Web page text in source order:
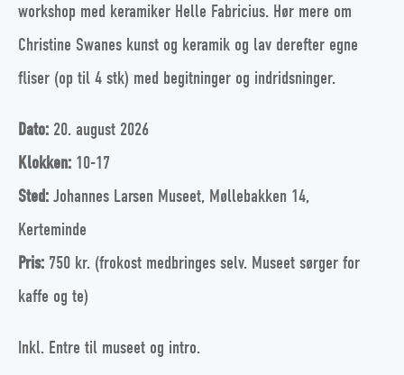
workshop med keramiker Helle Fabricius. Hør mere om
Christine Swanes kunst og keramik og lav derefter egne
fliser (op til 4 stk) med begitninger og indridsninger.
Dato: 20. august 2026
Klokken: 10-17
Sted: Johannes Larsen Museet, Møllebakken 14,
Kerteminde
Pris: 750 kr. (frokost medbringes selv. Museet sørger for
kaffe og te)
Inkl. Entre til museet og intro.